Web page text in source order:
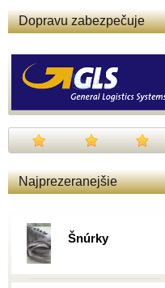
Dopravu zabezpečuje
Najprezeranejšie
Šnúrky